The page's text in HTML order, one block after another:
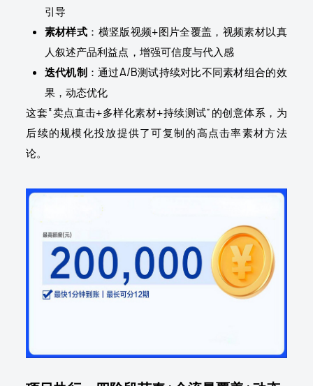
引导
素材样式 ：横竖版视频+图片全覆盖，视频素材以真
人叙述产品利益点，增强可信度与代入感
迭代机制：通过A/B测试持续对比不同素材组合的效
果，动态优化
这套“卖点直击+多样化素材+持续测试”的创意体系，为
后续的规模化投放提供了可复制的高点击率素材方法
论。